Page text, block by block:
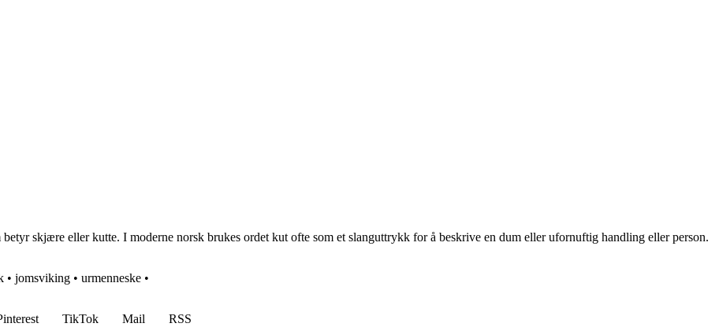
skjære eller kutte. I moderne norsk brukes ordet kut ofte som et slanguttrykk for å beskrive en dum eller ufornuftig handling eller person.
• jomsviking • urmenneske •
TikTok Mail
RSS